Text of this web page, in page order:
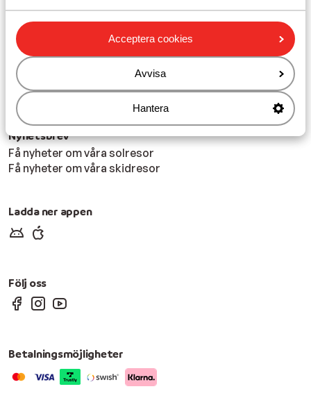
Acceptera cookies
Avvisa
Hantera
SKIDRESOR
Erbjudanden
Resmål
Sista minuten
Sök resa
Nyhetsbrev
Få nyheter om våra solresor
Få nyheter om våra skidresor
Ladda ner appen
Följ oss
Betalningsmöjligheter